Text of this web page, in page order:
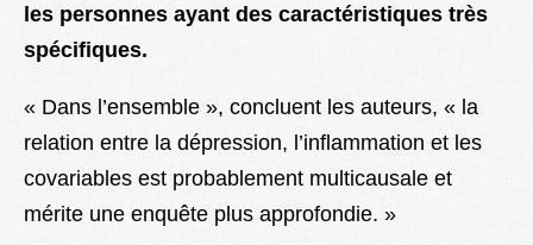
les personnes ayant des caractéristiques très
spécifiques.
« Dans l’ensemble », concluent les auteurs, « la
relation entre la dépression, l’inflammation et les
covariables est probablement multicausale et
mérite une enquête plus approfondie. »